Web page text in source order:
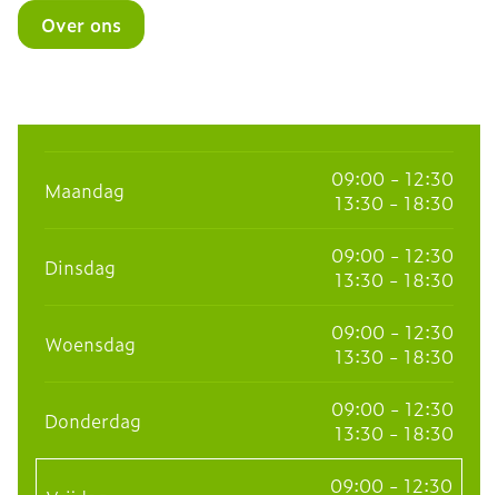
Over ons
Maandag
09:00 - 12:30
13:30 - 18:30
Dinsdag
09:00 - 12:30
13:30 - 18:30
Woensdag
09:00 - 12:30
13:30 - 18:30
Donderdag
09:00 - 12:30
13:30 - 18:30
09:00 - 12:30